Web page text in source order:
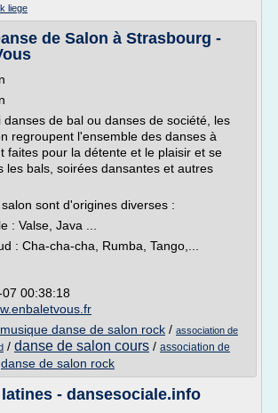
liege
de Salon à Strasbourg -
danses de bal ou danses de société, les
regroupent l'ensemble des danses à
faites pour la détente et le plaisir et se
les bals, soirées dansantes et autres
sont d'origines diverses :
: Valse, Java ...
: Cha-cha-cha, Rumba, Tango,...
00:38:18
musique danse de salon rock / association de
/ danse de salon cours / association de
danse de salon rock
- dansesociale.info